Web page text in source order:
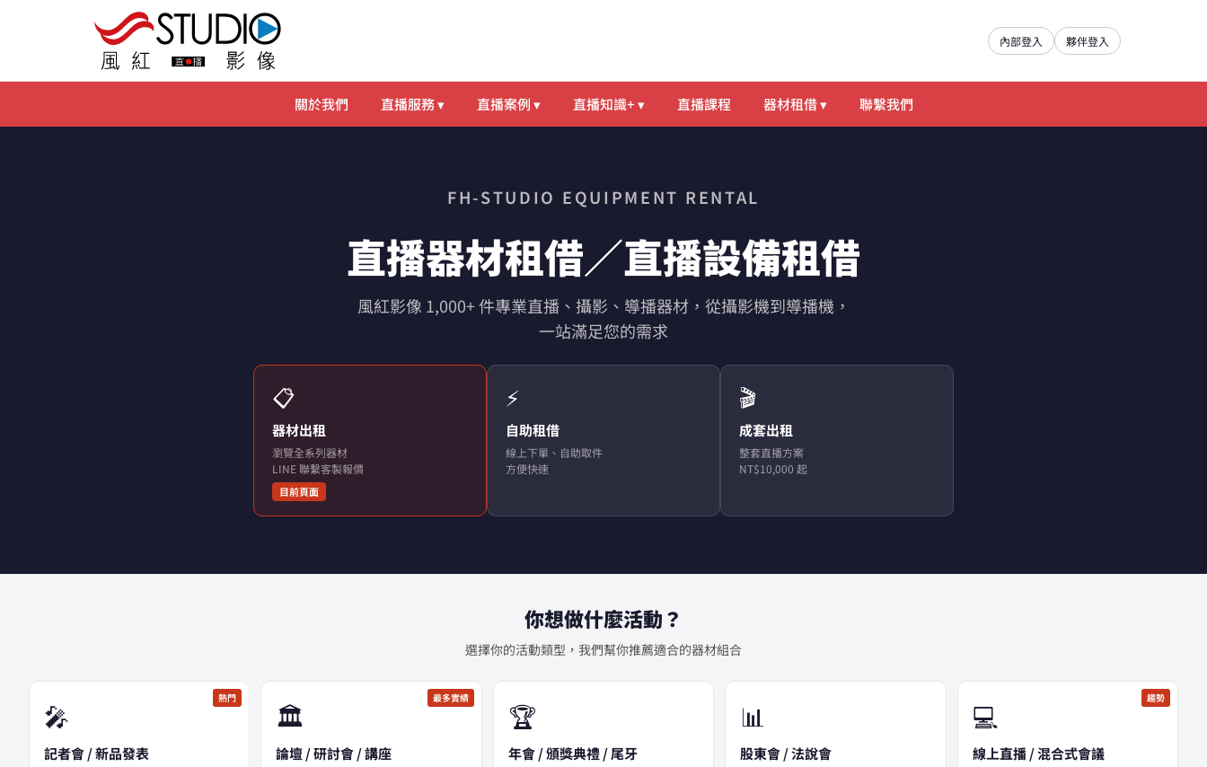
內部登入 夥伴登入
關於我們 直播服務 ▾ 直播案例 ▾ 直播知識+ ▾ 直播課程 器材租借 ▾ 聯繫我們
FH-STUDIO EQUIPMENT RENTAL
直播器材租借／直播設備租借
風紅影像 1,000+ 件專業直播、攝影、導播器材，從攝影機到導播機，
一站滿足您的需求
📋
器材出租
瀏覽全系列器材
LINE 聯繫客製報價
目前頁面
⚡
自助租借
線上下單、自助取件
方便快速
🎬
成套出租
整套直播方案
NT$10,000 起
你想做什麼活動？
選擇你的活動類型，我們幫你推薦適合的器材組合
熱門
🎤
記者會 / 新品發表
最多實績
🏛️
論壇 / 研討會 / 講座
🏆
年會 / 頒獎典禮 / 尾牙
📊
股東會 / 法說會
趨勢
💻
線上直播 / 混合式會議